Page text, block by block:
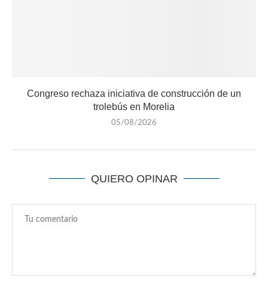
Congreso rechaza iniciativa de construcción de un
trolebús en Morelia
05/08/2026
QUIERO OPINAR